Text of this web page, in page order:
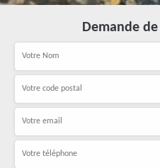
Demande